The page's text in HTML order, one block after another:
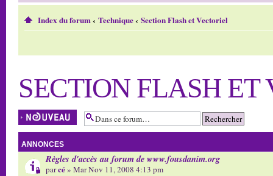
Index du forum‹ Technique‹ Section Flash et Vectoriel
SECTION FLASH ET
Écrire un nouveau
sujet
ANNONCES
Règles d'accès au forum de www.fousdanim.org
parcé» Mar Nov 11, 2008 4:13 pm